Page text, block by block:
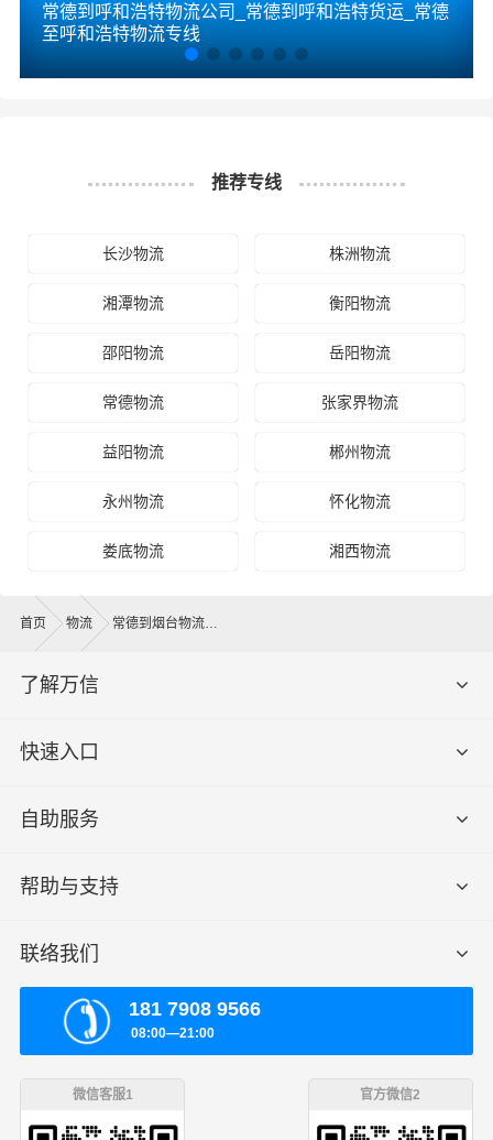
常德到呼和浩特物流公司_常德到呼和浩特货运_常德
至呼和浩特物流专线
推荐专线
长沙物流 株洲物流
湘潭物流 衡阳物流
邵阳物流 岳阳物流
常德物流 张家界物流
益阳物流 郴州物流
永州物流 怀化物流
娄底物流 湘西物流
首页 物流 常德到烟台物流公司
了解万信
快速入口
自助服务
帮助与支持
联络我们
181 7908 9566
08:00—21:00
微信客服1 官方微信2